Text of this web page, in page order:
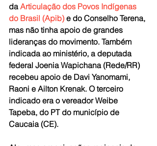
da Articulação dos Povos Indígenas
do Brasil (Apib) e do Conselho Terena,
mas não tinha apoio de grandes
lideranças do movimento. Também
indicada ao ministério, a deputada
federal Joenia Wapichana (Rede/RR)
recebeu apoio de Davi Yanomami,
Raoni e Ailton Krenak. O terceiro
indicado era o vereador Weibe
Tapeba, do PT do município de
Caucaia (CE).